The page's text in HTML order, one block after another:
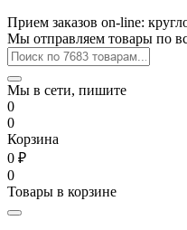
Прием заказов on-line:
Мы отправляем товары по
Мы в сети, пишите
0
0
Корзина
0 ₽
0
Товары в корзине